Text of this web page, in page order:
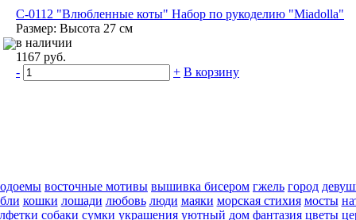
C-0112 "Влюбленные коты" Набор по рукоделию "Miadolla"
Размер: Высота 27 см
в наличии
1167 руб.
-
+ В корзину
восточные мотивы вышивка бисером гжель город
кошки лошади любовь люди маяки морская стихия мосты
собаки сумки украшения уютный дом фантазия цветы